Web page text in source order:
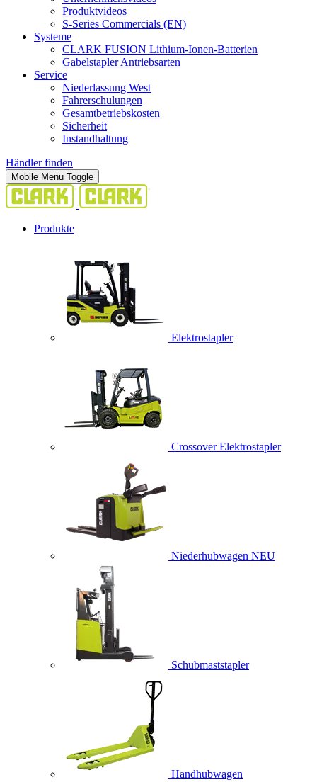
Produktvideos
S-Series Commercials (EN)
Systeme
CLARK FUSION Lithium-Ionen-Batterien
Gabelstapler Antriebsarten
Service
Niederlassung West
Fahrerschulungen
Gesamtbetriebskosten
Sicherheit
Instandhaltung
Händler finden
Mobile Menu Toggle
Produkte
Elektrostapler
Crossover Elektrostapler
Niederhubwagen NEU
Schubmaststapler
Handhubwagen